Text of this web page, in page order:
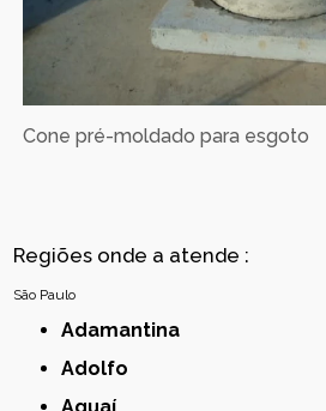
Cone pré-moldado para esgoto
Regiões onde a atende :
São Paulo
Adamantina
Adolfo